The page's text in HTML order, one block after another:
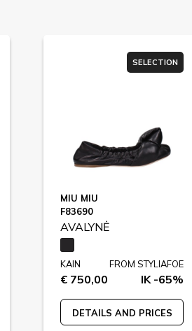
SELECTION
MIU MIU
F83690
AVALYNĖ
KAIN
€ 750,00
FROM STYLIAFOE
IK -65%
DETAILS AND PRICES